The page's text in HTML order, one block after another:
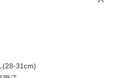
彰化商業銀行
31cm)